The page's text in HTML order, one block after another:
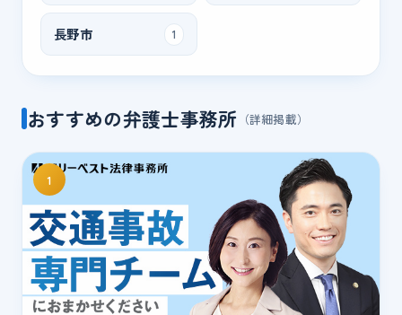
長野市 1
おすすめの弁護士事務所 （詳細掲載）
1